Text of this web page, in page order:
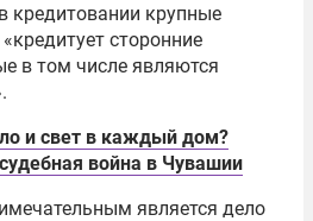
кредитовании крупные
сторонние
в том числе являются
и свет в каждый дом?
война в Чувашии
является дело